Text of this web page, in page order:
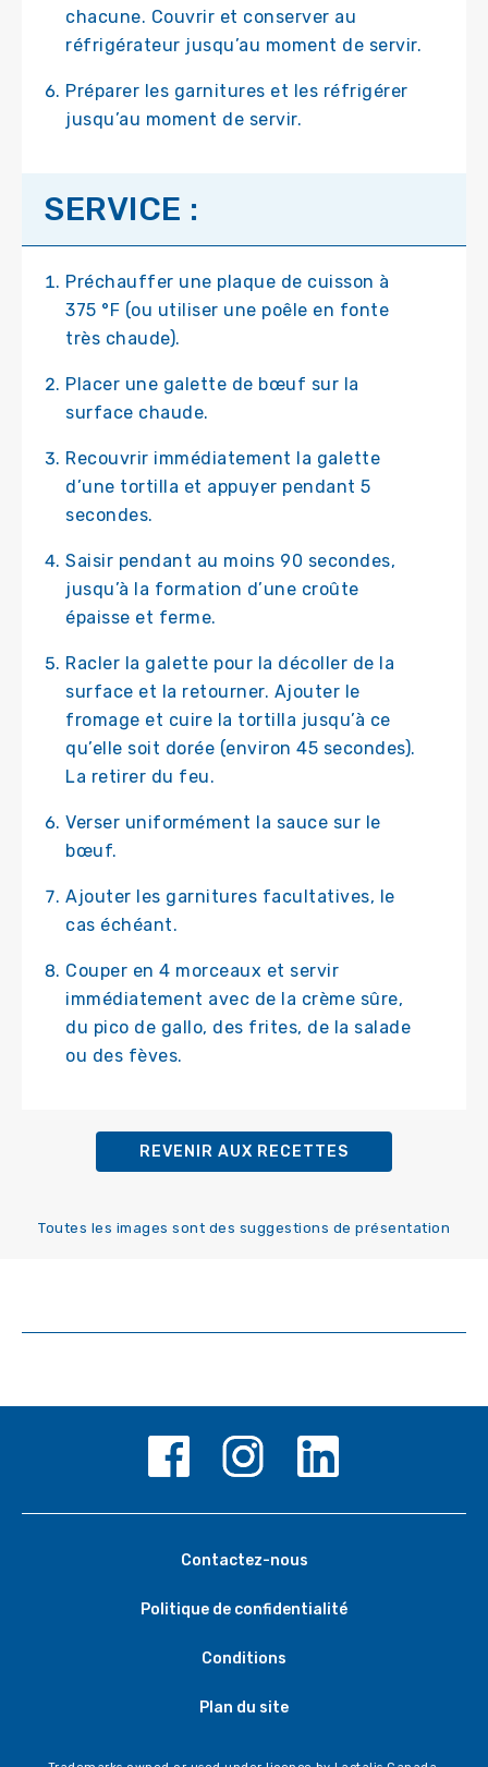
chacune. Couvrir et conserver au
réfrigérateur jusqu’au moment de servir.
Préparer les garnitures et les réfrigérer
jusqu’au moment de servir.
SERVICE :
Préchauffer une plaque de cuisson à
375 °F (ou utiliser une poêle en fonte
très chaude).
Placer une galette de bœuf sur la
surface chaude.
Recouvrir immédiatement la galette
d’une tortilla et appuyer pendant 5
secondes.
Saisir pendant au moins 90 secondes,
jusqu’à la formation d’une croûte
épaisse et ferme.
Racler la galette pour la décoller de la
surface et la retourner. Ajouter le
fromage et cuire la tortilla jusqu’à ce
qu’elle soit dorée (environ 45 secondes).
La retirer du feu.
Verser uniformément la sauce sur le
bœuf.
Ajouter les garnitures facultatives, le
cas échéant.
Couper en 4 morceaux et servir
immédiatement avec de la crème sûre,
du pico de gallo, des frites, de la salade
ou des fèves.
REVENIR AUX RECETTES
Toutes les images sont des suggestions de présentation
Contactez-nous
Politique de confidentialité
Conditions
Plan du site